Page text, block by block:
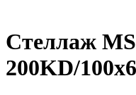
Стеллаж
200KD/